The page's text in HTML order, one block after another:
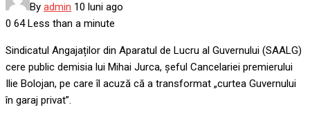
By admin 10 luni ago
0 64Less than a minute
Sindicatul Angajaților din Aparatul de Lucru al Guvernului (SAALG)
cere public demisia lui Mihai Jurca, șeful Cancelariei premierului
Ilie Bolojan, pe care îl acuză că a transformat „curtea Guvernului
în garaj privat”.